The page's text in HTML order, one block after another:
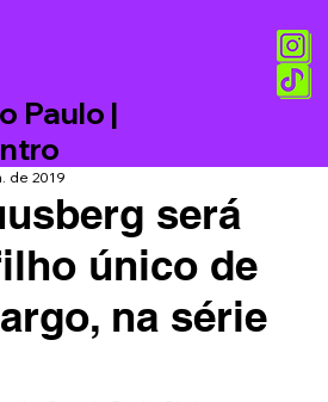
Paulo |
será
único de
na série
de 2019